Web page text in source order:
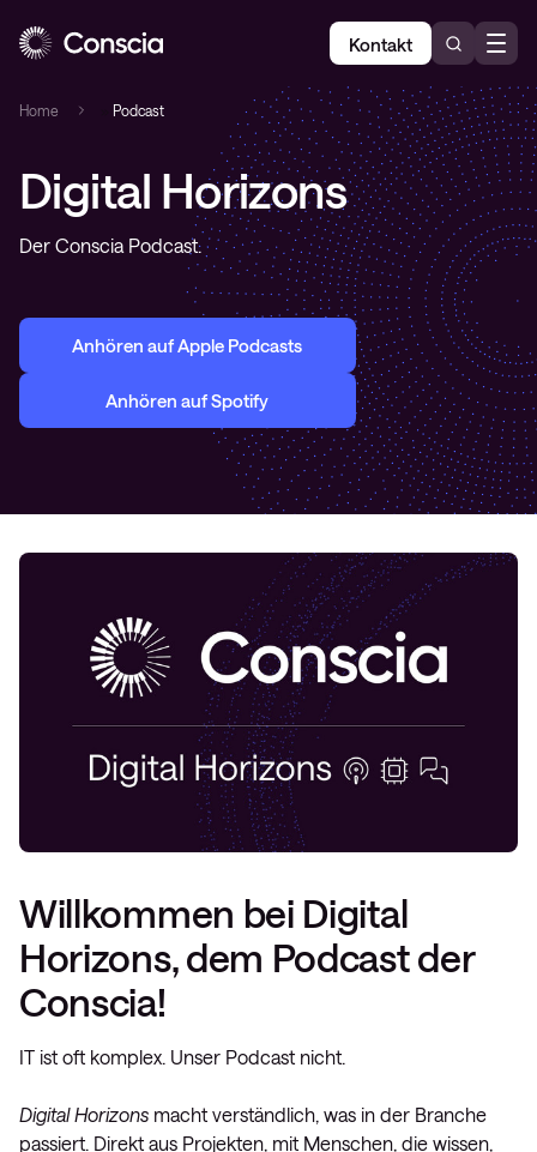
Kontakt
Home Podcast
Digital Horizons
Der Conscia Podcast.
Anhören auf Apple Podcasts
Anhören aufSpotify
Willkommen bei Digital
Horizons, dem Podcast der
Conscia!
IT ist oft komplex. Unser Podcast nicht.
Digital Horizons macht verständlich, was in der Branche
passiert. Direkt aus Projekten, mit Menschen, die wissen,